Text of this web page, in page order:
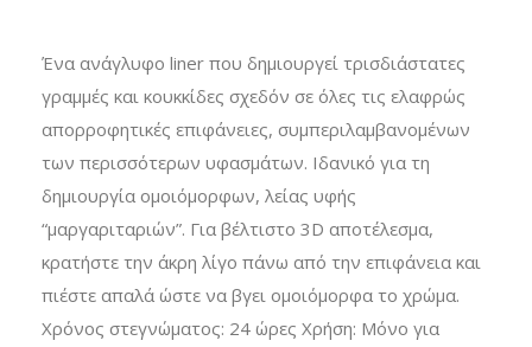
Ένα ανάγλυφο liner που δημιουργεί τρισδιάστατες
γραμμές και κουκκίδες σχεδόν σε όλες τις ελαφρώς
απορροφητικές επιφάνειες, συμπεριλαμβανομένων
των περισσότερων υφασμάτων. Ιδανικό για τη
δημιουργία ομοιόμορφων, λείας υφής
“μαργαριταριών”. Για βέλτιστο 3D αποτέλεσμα,
κρατήστε την άκρη λίγο πάνω από την επιφάνεια και
πιέστε απαλά ώστε να βγει ομοιόμορφα το χρώμα.
Χρόνος στεγνώματος: 24 ώρες Χρήση: Μόνο για